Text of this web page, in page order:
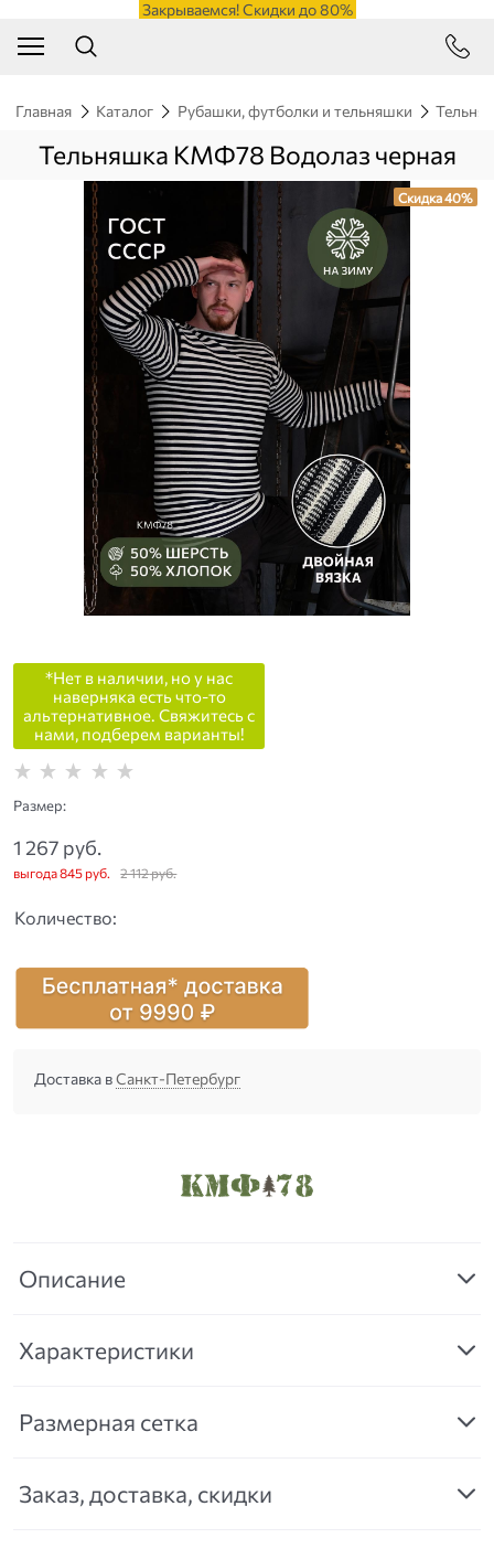
Закрываемся! Скидки до 80%
Главная Каталог Рубашки, футболки и тельняшки
Тельняшка КМФ78 Водолаз черная
Скидка 40%
*Нет в наличии, но у нас
наверняка есть что-то
альтернативное. Свяжитесь с
нами, подберем варианты!
Размер:
2 112 руб.
1 267 руб.
выгода845 руб.
Количество:
Доставка вСанкт-Петербург
Описание
Характеристики
Размерная сетка
Заказ, доставка, скидки